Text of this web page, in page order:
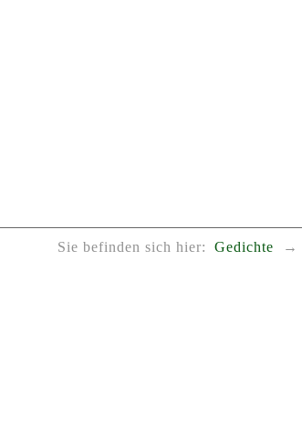
Sie befinden sich hier: Gedichte